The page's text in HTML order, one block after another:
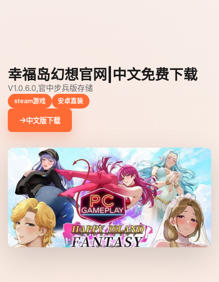
幸福岛幻想官网|中文免费下载
V1.0.6.0,官中步兵版存储
steam游戏 安卓直装
中文版下载